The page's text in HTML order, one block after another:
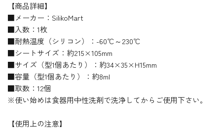
【商品詳細】
■メーカー：SilikoMart
■入数：1枚
■耐熱温度（シリコン）：-60℃～230℃
■シートサイズ：約215×105mm
■サイズ（型1個あたり）：約34×35×H15mm
■容量（型1個あたり）：約8ml
■取数：12個
※使い始めは食器用中性洗剤で洗浄してからご使用下さい。
【使用上の注意】